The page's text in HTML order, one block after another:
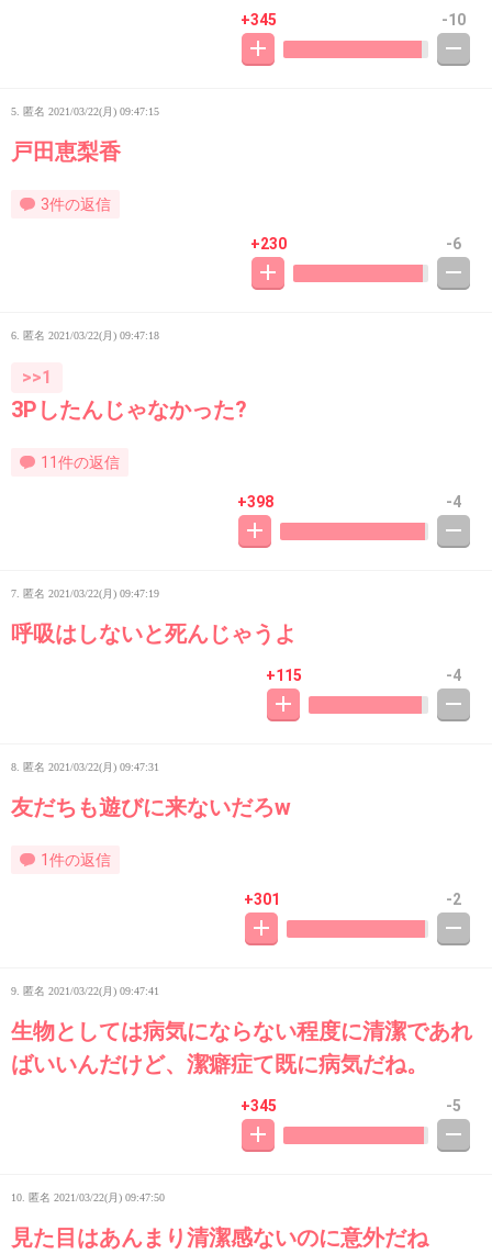
+345 -10
5. 匿名 2021/03/22(月) 09:47:15
戸田恵梨香
3件の返信
+230 -6
6. 匿名 2021/03/22(月) 09:47:18
>>1
3Pしたんじゃなかった?
11件の返信
+398 -4
7. 匿名 2021/03/22(月) 09:47:19
呼吸はしないと死んじゃうよ
+115 -4
8. 匿名 2021/03/22(月) 09:47:31
友だちも遊びに来ないだろw
1件の返信
+301 -2
9. 匿名 2021/03/22(月) 09:47:41
生物としては病気にならない程度に清潔であれ
ばいいんだけど、潔癖症て既に病気だね。
+345 -5
10. 匿名 2021/03/22(月) 09:47:50
見た目はあんまり清潔感ないのに意外だね